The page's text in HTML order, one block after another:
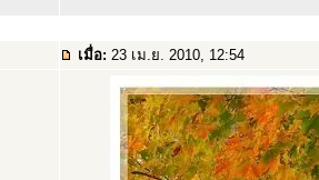
เมื่อ: 23 เม.ย. 2010, 12:54